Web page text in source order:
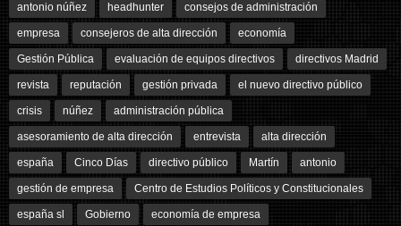
antonio núñez headhunter consejos de administración
empresa consejeros de alta dirección economía
Gestión Pública evaluación de equipos directivos directivos Madrid
revista reputación gestión privada el nuevo directivo público
crisis núñez administración pública
asesoramiento de alta dirección entrevista alta dirección
españa Cinco Días directivo público Martín antonio
gestión de empresa Centro de Estudios Políticos y Constitucionales
españa sl Gobierno economía de empresa